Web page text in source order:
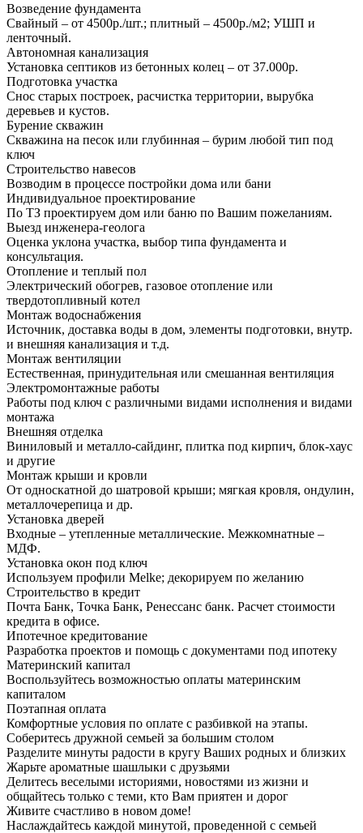
Возведение фундамента
Свайный – от 4500р./шт.; плитный – 4500р./м2; УШП и
ленточный.
Автономная канализация
Установка септиков из бетонных колец – от 37.000р.
Подготовка участка
Снос старых построек, расчистка территории, вырубка
деревьев и кустов.
Бурение скважин
Скважина на песок или глубинная – бурим любой тип под
ключ
Строительство навесов
Возводим в процессе постройки дома или бани
Индивидуальное проектирование
По ТЗ проектируем дом или баню по Вашим пожеланиям.
Выезд инженера-геолога
Оценка уклона участка, выбор типа фундамента и
консультация.
Отопление и теплый пол
Электрический обогрев, газовое отопление или
твердотопливный котел
Монтаж водоснабжения
Источник, доставка воды в дом, элементы подготовки, внутр.
и внешняя канализация и т.д.
Монтаж вентиляции
Естественная, принудительная или смешанная вентиляция
Электромонтажные работы
Работы под ключ с различными видами исполнения и видами
монтажа
Внешняя отделка
Виниловый и металло-сайдинг, плитка под кирпич, блок-хаус
и другие
Монтаж крыши и кровли
От односкатной до шатровой крыши; мягкая кровля, ондулин,
металлочерепица и др.
Установка дверей
Входные – утепленные металлические. Межкомнатные –
МДФ.
Установка окон под ключ
Используем профили Melke; декорируем по желанию
Строительство в кредит
Почта Банк, Точка Банк, Ренессанс банк. Расчет стоимости
кредита в офисе.
Ипотечное кредитование
Разработка проектов и помощь с документами под ипотеку
Материнский капитал
Воспользуйтесь возможностью оплаты материнским
капиталом
Поэтапная оплата
Комфортные условия по оплате с разбивкой на этапы.
Соберитесь дружной семьей за большим столом
Разделите минуты радости в кругу Ваших родных и близких
Жарьте ароматные шашлыки с друзьями
Делитесь веселыми историями, новостями из жизни и
общайтесь только с теми, кто Вам приятен и дорог
Живите счастливо в новом доме!
Наслаждайтесь каждой минутой, проведенной с семьей